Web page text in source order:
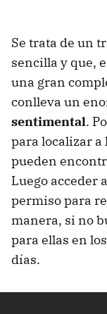
Se trata de un
sencilla y que,
una gran
conlleva un
sentimental.
para localizar a
pueden
Luego acceder
permiso para
manera, si no
para ellas en
días.